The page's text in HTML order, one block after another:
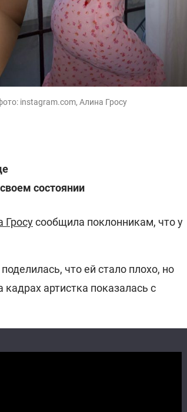
instagram.com, Алина Гросу
состоянии
Гросусообщила поклонникам, что у
поделилась, что ей стало плохо, но
артистка показалась с